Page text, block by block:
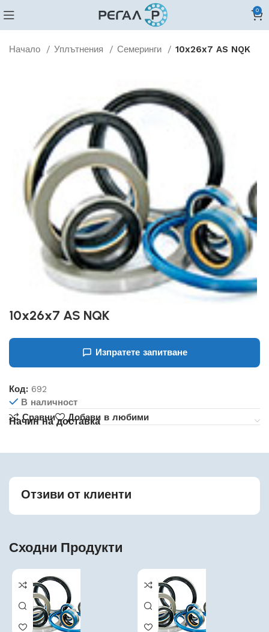
0
Начало Уплътнения Семеринги 10x26x7 AS NQK
10x26x7 AS NQK
Изпратете запитване
Код: 692
В наличност
Сравни
Добави в любими
Начин на доставка
Отзиви от клиенти
Сходни Продукти